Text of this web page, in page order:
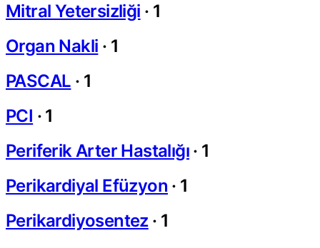
Mitral Yetersizliği · 1
Organ Nakli · 1
PASCAL · 1
PCI · 1
Periferik Arter Hastalığı · 1
Perikardiyal Efüzyon · 1
Perikardiyosentez · 1